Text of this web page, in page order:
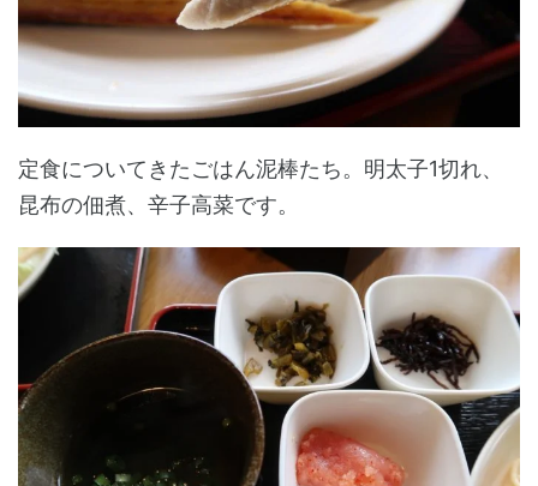
定食についてきたごはん泥棒たち。明太子1切れ、
昆布の佃煮、辛子高菜です。